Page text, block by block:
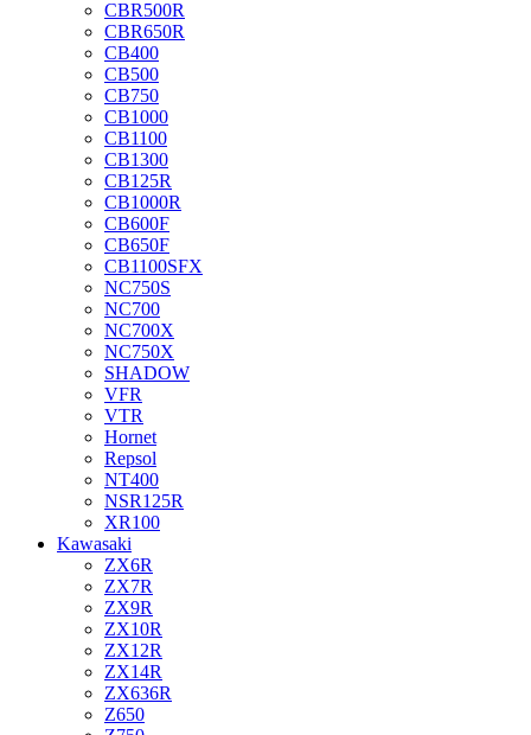
CBR500R
CBR650R
CB400
CB500
CB750
CB1000
CB1100
CB1300
CB125R
CB1000R
CB600F
CB650F
CB1100SFX
NC750S
NC700
NC700X
NC750X
SHADOW
VFR
VTR
Hornet
Repsol
NT400
NSR125R
XR100
Kawasaki
ZX6R
ZX7R
ZX9R
ZX10R
ZX12R
ZX14R
ZX636R
Z650